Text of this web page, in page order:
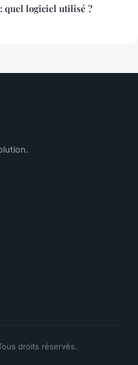
quel logiciel utilisé ?
droits réservés.